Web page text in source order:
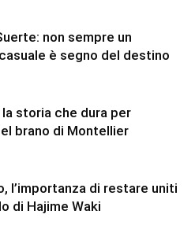
non sempre un
è segno del destino
la storia che dura per
brano di Montellier
l’importanza di restare uniti
di Hajime Waki